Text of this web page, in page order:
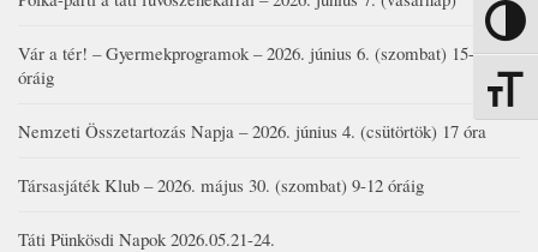
Nagy
Vár a tér! – Gyermekprogramok – 2026. június 6. (szombat) 15-19
óráig
Nemzeti Összetartozás Napja – 2026. június 4. (csütörtök) 17 óra
Társasjáték Klub – 2026. május 30. (szombat) 9-12 óráig
Táti Pünkösdi Napok 2026.05.21-24.